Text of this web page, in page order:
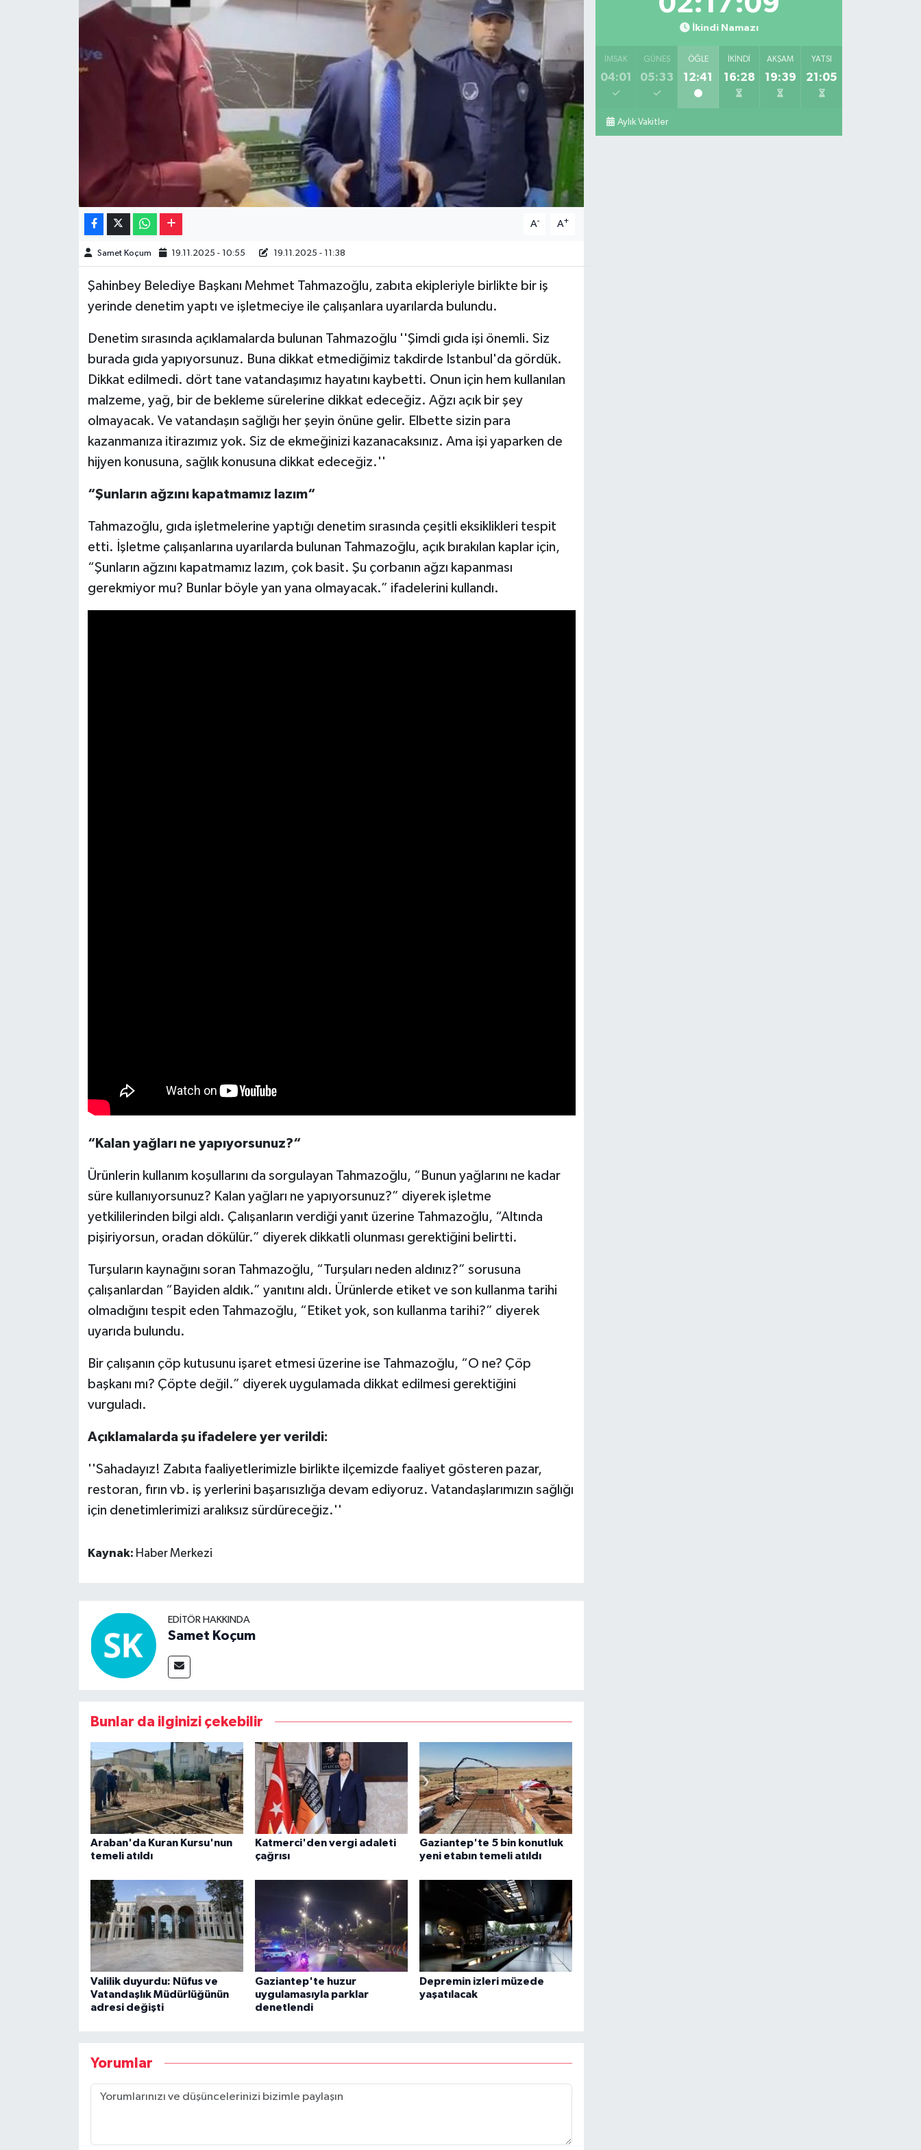
A- A+
Samet Koçum 19.11.2025 - 10:55 19.11.2025 - 11:38
Şahinbey Belediye Başkanı Mehmet Tahmazoğlu, zabıta ekipleriyle birlikte bir iş
yerinde denetim yaptı ve işletmeciye ile çalışanlara uyarılarda bulundu.
Denetim sırasında açıklamalarda bulunan Tahmazoğlu ''Şimdi gıda işi önemli. Siz
burada gıda yapıyorsunuz. Buna dikkat etmediğimiz takdirde Istanbul'da gördük.
Dikkat edilmedi. dört tane vatandaşımız hayatını kaybetti. Onun için hem kullanılan
malzeme, yağ, bir de bekleme sürelerine dikkat edeceğiz. Ağzı açık bir şey
olmayacak. Ve vatandaşın sağlığı her şeyin önüne gelir. Elbette sizin para
kazanmanıza itirazımız yok. Siz de ekmeğinizi kazanacaksınız. Ama işi yaparken de
hijyen konusuna, sağlık konusuna dikkat edeceğiz.''
“Şunların ağzını kapatmamız lazım“
Tahmazoğlu, gıda işletmelerine yaptığı denetim sırasında çeşitli eksiklikleri tespit
etti. İşletme çalışanlarına uyarılarda bulunan Tahmazoğlu, açık bırakılan kaplar için,
“Şunların ağzını kapatmamız lazım, çok basit. Şu çorbanın ağzı kapanması
gerekmiyor mu? Bunlar böyle yan yana olmayacak.” ifadelerini kullandı.
“Kalan yağları ne yapıyorsunuz?“
Ürünlerin kullanım koşullarını da sorgulayan Tahmazoğlu, “Bunun yağlarını ne kadar
süre kullanıyorsunuz? Kalan yağları ne yapıyorsunuz?” diyerek işletme
yetkililerinden bilgi aldı. Çalışanların verdiği yanıt üzerine Tahmazoğlu, “Altında
pişiriyorsun, oradan dökülür.” diyerek dikkatli olunması gerektiğini belirtti.
Turşuların kaynağını soran Tahmazoğlu, “Turşuları neden aldınız?” sorusuna
çalışanlardan “Bayiden aldık.” yanıtını aldı. Ürünlerde etiket ve son kullanma tarihi
olmadığını tespit eden Tahmazoğlu, “Etiket yok, son kullanma tarihi?” diyerek
uyarıda bulundu.
Bir çalışanın çöp kutusunu işaret etmesi üzerine ise Tahmazoğlu, “O ne? Çöp
başkanı mı? Çöpte değil.” diyerek uygulamada dikkat edilmesi gerektiğini
vurguladı.
Açıklamalarda şu ifadelere yer verildi:
''Sahadayız! Zabıta faaliyetlerimizle birlikte ilçemizde faaliyet gösteren pazar,
restoran, fırın vb. iş yerlerini başarısızlığa devam ediyoruz. Vatandaşlarımızın sağlığı
için denetimlerimizi aralıksız sürdüreceğiz.''
Kaynak: Haber Merkezi
EDITÖR HAKKINDA
Samet Koçum
Bunlar da ilginizi çekebilir
Araban'da Kuran Kursu'nun
temeli atıldı
Katmerci'den vergi adaleti
çağrısı
Gaziantep'te 5 bin konutluk
yeni etabın temeli atıldı
Valilik duyurdu: Nüfus ve
Vatandaşlık Müdürlüğünün
adresi değişti
Gaziantep'te huzur
uygulamasıyla parklar
denetlendi
Depremin izleri müzede
yaşatılacak
Yorumlar
İkindi Namazı
İMSAK
04:01
GÜNEŞ
05:33
ÖĞLE
12:41
İKINDI
16:28
AKŞAM
19:39
YATSI
21:05
Aylık Vakitler
Siyaset
Teknoloji
Video Haber